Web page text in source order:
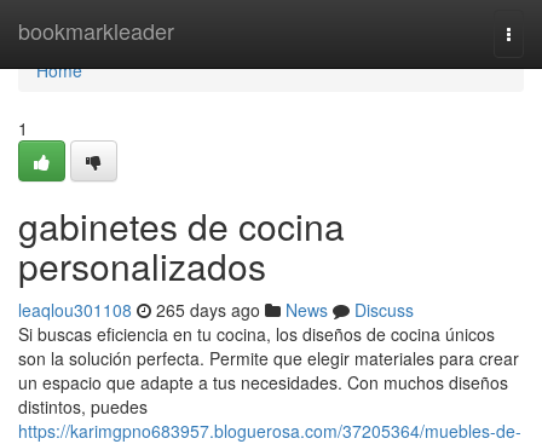
bookmarkleader
Home
Home
1
gabinetes de cocina
personalizados
leaqlou301108 265 days ago News
Discuss
Si buscas eficiencia en tu cocina, los diseños de cocina únicos
son la solución perfecta. Permite que elegir materiales para crear
un espacio que adapte a tus necesidades. Con muchos diseños
distintos, puedes
https://karimgpno683957.bloguerosa.com/37205364/muebles-de-